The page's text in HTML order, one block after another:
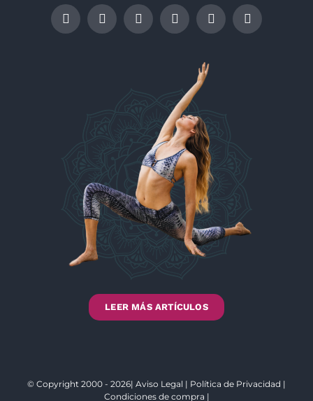
LEER MÁS ARTÍCULOS
© Copyright 2000 - 2026| Aviso Legal | Política de Privacidad |
Condiciones de compra |